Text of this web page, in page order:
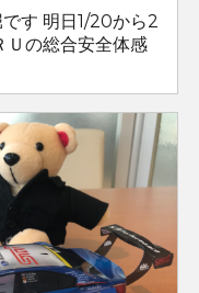
す 明日1/20から2
Ｕの総合安全体感